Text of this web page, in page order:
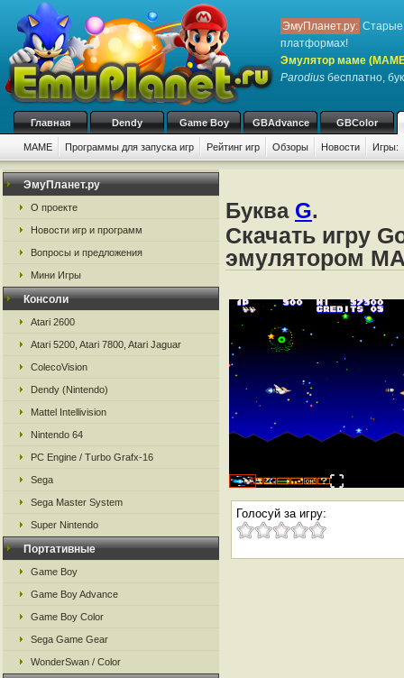
ЭмуПланет.ру: Старые
платформах!
Эмулятор маме
Parodius бесплатно,
Главная Dendy Game Boy GBAdvance GBColor
MAME Программы для запуска игр Рейтинг игр Обзоры Новости Игры:
ЭмуПланет.ру
О проекте
Новости игр и программ
Вопросы и предложения
Мини Игры
Консоли
Atari 2600
Atari 5200, Atari 7800, Atari Jaguar
ColecoVision
Dendy (Nintendo)
Mattel Intellivision
Nintendo 64
PC Engine / Turbo Grafx-16
Sega
Sega Master System
Super Nintendo
Портативные
Game Boy
Game Boy Advance
Game Boy Color
Sega Game Gear
WonderSwan / Color
Буква G.
Скачать игру
эмулятором
Голосуй за игру: